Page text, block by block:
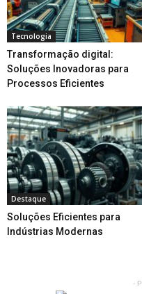
Tecnologia
Transformação digital:
Soluções Inovadoras para
Processos Eficientes
Destaque
Soluções Eficientes para
Indústrias Modernas
-